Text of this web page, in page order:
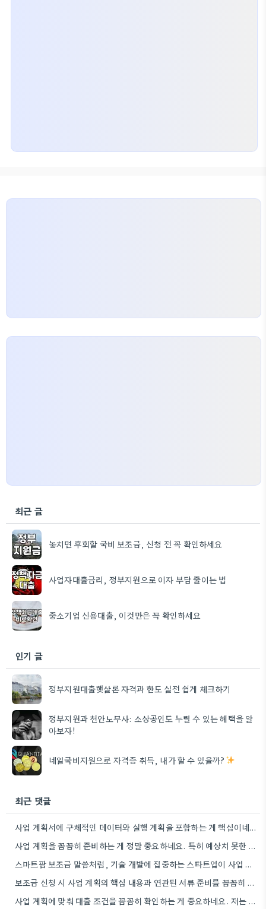
최근 글
놓치면 후회할 국비 보조금, 신청 전 꼭 확인하세요
사업자대출금리, 정부지원으로 이자 부담 줄이는 법
중소기업 신용대출, 이것만은 꼭 확인하세요
인기 글
정부지원대출햇살론 자격과 한도 실전 쉽게 체크하기
정부지원과 천안노무사: 소상공인도 누릴 수 있는 혜택을 알
아보자!
네일국비지원으로 자격증 취득, 내가 할 수 있을까?
최근 댓글
사업 계획서에 구체적인 데이터와 실행 계획을 포함하는 게 핵심이네요. 제가 비슷한 경험이 있어서, 단순히 아이디어를…
사업 계획을 꼼꼼히 준비하는 게 정말 중요하네요. 특히 예상치 못한 지출 때문에 어려움을 겪는 경우도…
스마트팜 보조금 말씀처럼, 기술 개발에 집중하는 스타트업이 사업 모델과 연결해서 시너지를 낼 수 있다면 정말…
보조금 신청 시 사업 계획의 핵심 내용과 연관된 서류 준비를 꼼꼼히 하는 것이 중요하네요. 특히…
사업 계획에 맞춰 대출 조건을 꼼꼼히 확인하는 게 중요하네요. 저는 사업 확장 시 금리 변화를…